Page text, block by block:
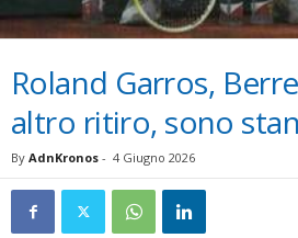
Roland Garros,
altro ritiro, sono
By AdnKronos - 4 Giugno 2026